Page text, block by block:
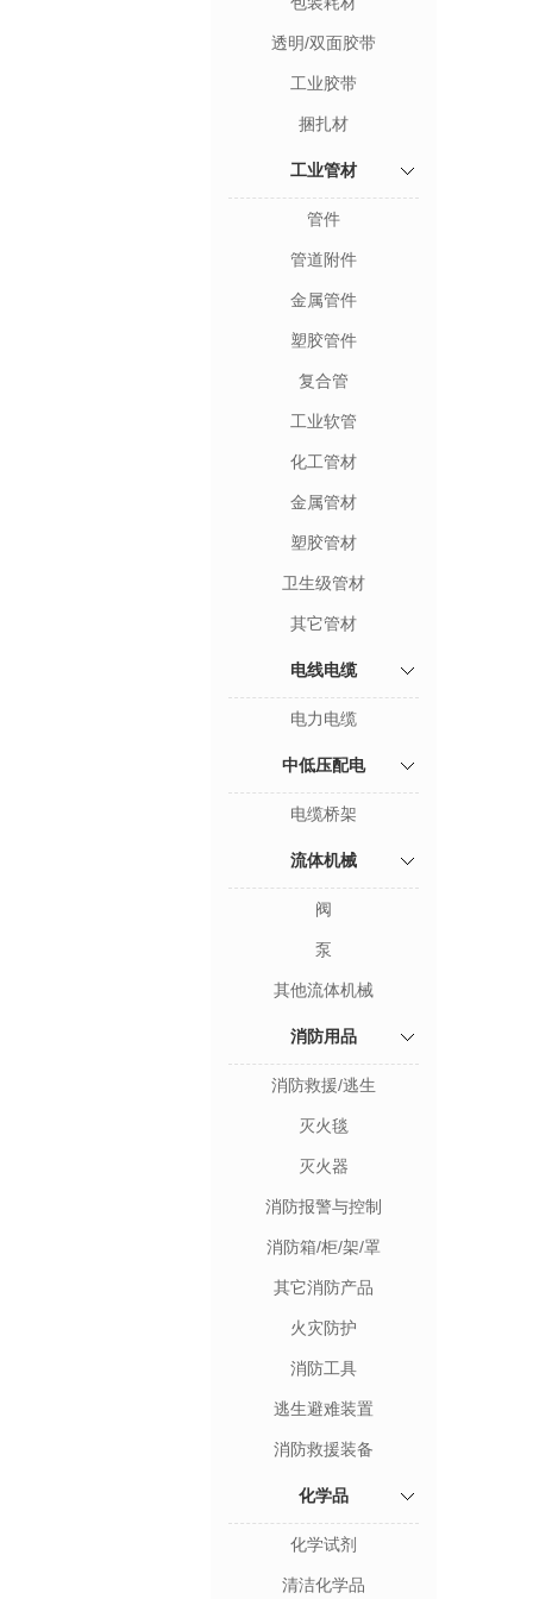
透明/双面胶带
工业胶带
捆扎材
工业管材
管件
管道附件
金属管件
塑胶管件
复合管
工业软管
化工管材
金属管材
塑胶管材
卫生级管材
其它管材
电线电缆
电力电缆
中低压配电
电缆桥架
流体机械
阀
泵
其他流体机械
消防用品
消防救援/逃生
灭火毯
灭火器
消防报警与控制
消防箱/柜/架/罩
其它消防产品
火灾防护
消防工具
逃生避难装置
消防救援装备
化学品
化学试剂
清洁化学品